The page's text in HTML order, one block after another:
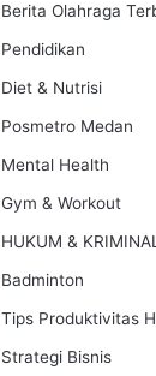
Berita Olahraga
Pendidikan
Diet & Nutrisi
Posmetro Medan
Mental Health
Gym & Workout
HUKUM & KRIMINAL
Badminton
Tips Produktivitas
Strategi Bisnis